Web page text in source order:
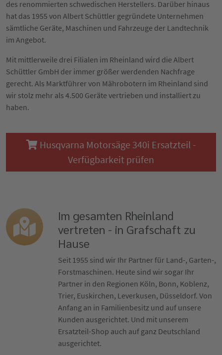
des renommierten schwedischen Herstellers. Darüber hinaus
hat das 1955 von Albert Schüttler gegründete Unternehmen
sämtliche Geräte, Maschinen und Fahrzeuge der Landtechnik
im Angebot.
Mit mittlerweile drei Filialen im Rheinland wird die Albert
Schüttler GmbH der immer größer werdenden Nachfrage
gerecht. Als Marktführer von Mährobotern im Rheinland sind
wir stolz mehr als 4.500 Geräte vertrieben und installiert zu
haben.
Husqvarna Motorsäge 340i Ersatzteil -
Verfügbarkeit prüfen
Im gesamten Rheinland
vertreten - in Grafschaft zu
Hause
Seit 1955 sind wir Ihr Partner für Land-, Garten-,
Forstmaschinen. Heute sind wir sogar Ihr
Partner in den Regionen Köln, Bonn, Koblenz,
Trier, Euskirchen, Leverkusen, Düsseldorf. Von
Anfang an in Familienbesitz und auf unsere
Kunden ausgerichtet. Und mit unserem
Ersatzteil-Shop auch auf ganz Deutschland
ausgerichtet.